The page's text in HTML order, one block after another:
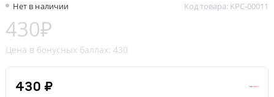
Нет в наличии Код товара: KPC-00011
430₽
Цена в бонусных баллах: 430
430 ₽